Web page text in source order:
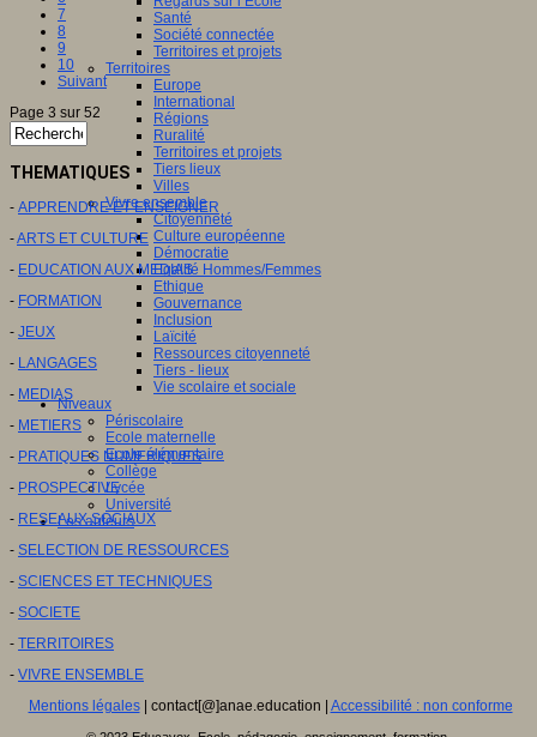
Santé
Société connectée
Territoires et projets
Territoires
Europe
International
Régions
Ruralité
Territoires et projets
Tiers lieux
Villes
Vivre ensemble
Citoyenneté
Culture européenne
Démocratie
Egalité Hommes/Femmes
Ethique
Gouvernance
Inclusion
Laïcité
Ressources citoyenneté
Tiers - lieux
Vie scolaire et sociale
Niveaux
Périscolaire
Ecole maternelle
Ecole élémentaire
Collège
Lycée
Université
Les auteurs
7
8
9
10
Suivant
Page 3 sur 52
THEMATIQUES
- APPRENDRE ET ENSEIGNER
-ARTS ET CULTURE
- EDUCATION AUX MEDIAS
- FORMATION
- JEUX
- LANGAGES
- MEDIAS
- METIERS
- PRATIQUES NUMERIQUES
- PROSPECTIVE
- RESEAUX SOCIAUX
- SELECTION DE RESSOURCES
- SCIENCES ET TECHNIQUES
- SOCIETE
- TERRITOIRES
- VIVRE ENSEMBLE
Mentions légales| contact[@]anae.education | Accessibilité : non conforme